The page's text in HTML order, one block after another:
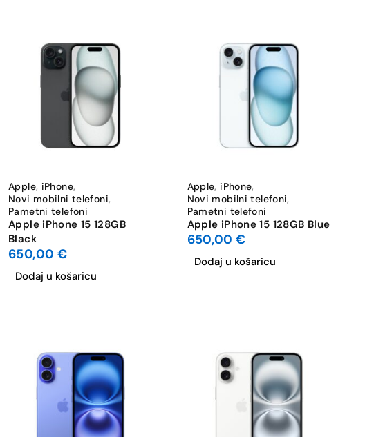
Apple, iPhone,
Novi mobilni telefoni,
Pametni telefoni
Apple iPhone 15 128GB
Black
650,00 €
Dodaj u košaricu
Apple, iPhone,
Novi mobilni telefoni,
Pametni telefoni
Apple iPhone 15 128GB Blue
650,00€
Dodaj u košaricu